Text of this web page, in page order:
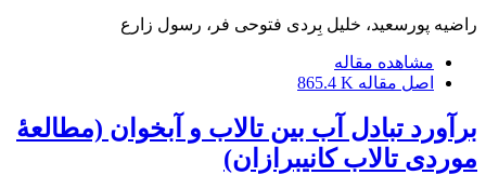
راضیه پورسعید، خلیل بِردی فتوحی فر، رسول زارع
مشاهده مقاله
اصل مقاله 865.4 K
برآورد تبادل آب بین تالاب‏ و آبخوان (مطالعۀ
موردی تالاب‏ کانی‏برازان)